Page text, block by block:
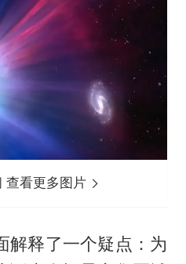
查看更多图片
解释了一个疑点：为